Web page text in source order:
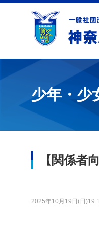
少年・少
【関係者
2025年10月19日(日